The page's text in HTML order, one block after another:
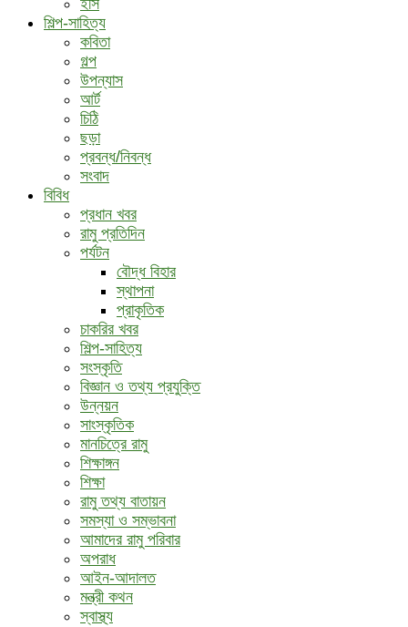
ইসি
শিল্প-সাহিত্য
কবিতা
গল্প
উপন্যাস
আর্ট
চিঠি
ছড়া
প্রবন্ধ/নিবন্ধ
সংবাদ
বিবিধ
প্রধান খবর
রামু প্রতিদিন
পর্যটন
বৌদ্ধ ‍বিহার
স্থাপনা
প্রাকৃতিক
চাকরির খবর
শিল্প-সাহিত্য
সংস্কৃতি
বিজ্ঞান ও তথ্য প্রযুক্তি
উন্নয়ন
সাংস্কৃতিক
মানচিত্রে রামু
শিক্ষাঙ্গন
শিক্ষা
রামু তথ্য বাতায়ন
সমস্যা ও সম্ভাবনা
আমাদের রামু পরিবার
অপরাধ
আইন-আদালত
মন্ত্রী কথন
স্বাস্থ্য